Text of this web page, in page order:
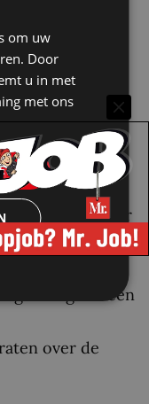
bbq’s,
skireis;
een startsalaris
en privé. Er
gewerkt, maar
niet in de
om een
over de
om uw
Door
u in met
met ons